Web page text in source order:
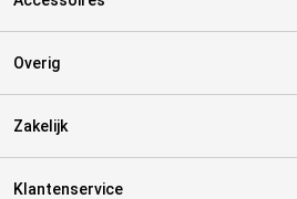
Overig
Zakelijk
Klantenservice